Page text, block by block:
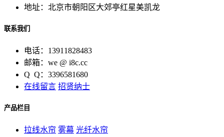
地址：北京市朝阳区大郊亭红星美凯龙
联系我们
电话：13911828483
邮箱：we @ i8c.cc
Q Q：3396581680
在线留言 招贤纳士
产品栏目
拉线水帘 雾幕 光纤水帘